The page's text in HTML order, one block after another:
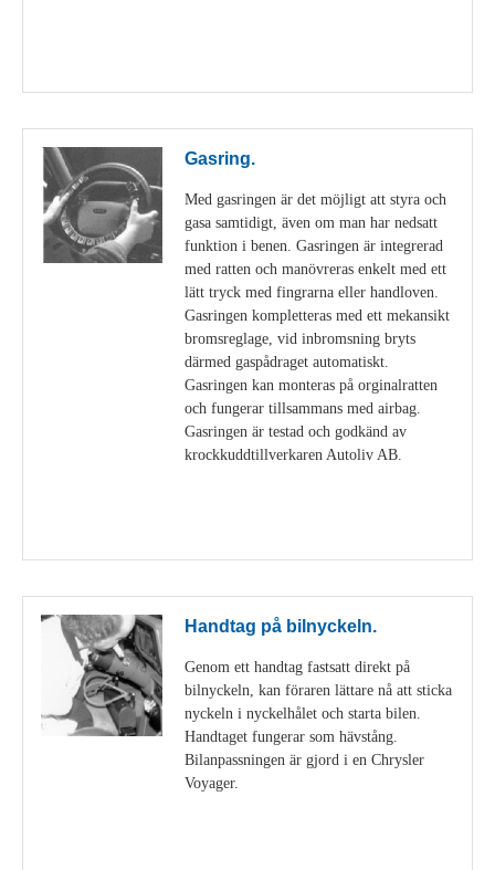
Gasring.
Med gasringen är det möjligt att styra och
gasa samtidigt, även om man har nedsatt
funktion i benen. Gasringen är integrerad
med ratten och manövreras enkelt med ett
lätt tryck med fingrarna eller handloven.
Gasringen kompletteras med ett mekansikt
bromsreglage, vid inbromsning bryts
därmed gaspådraget automatiskt.
Gasringen kan monteras på orginalratten
och fungerar tillsammans med airbag.
Gasringen är testad och godkänd av
krockkuddtillverkaren Autoliv AB.
Handtag på bilnyckeln.
Genom ett handtag fastsatt direkt på
bilnyckeln, kan föraren lättare nå att sticka
nyckeln i nyckelhålet och starta bilen.
Handtaget fungerar som hävstång.
Bilanpassningen är gjord i en Chrysler
Voyager.